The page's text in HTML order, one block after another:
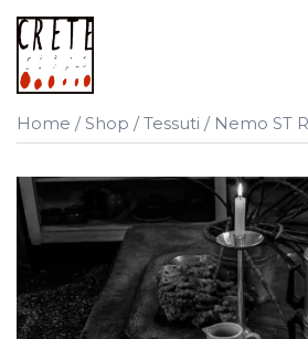
Vai
contenuto
Home /Shop /Tessuti / Nemo ST